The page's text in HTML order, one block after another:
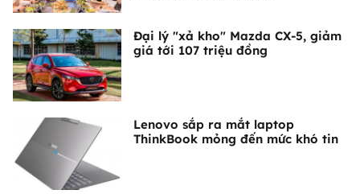
Đại lý "xả kho" Mazda CX-5, giảm
giá tới 107 triệu đồng
Lenovo sắp ra mắt laptop
ThinkBook mỏng đến mức khó tin